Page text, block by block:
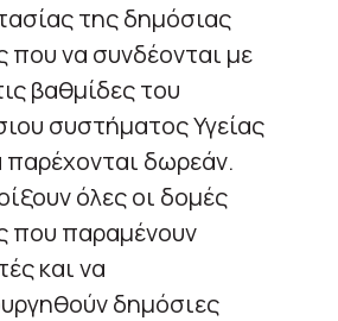
της δημόσιας
που να συνδέονται με
βαθμίδες του
συστήματος Υγείας
παρέχονται δωρεάν.
όλες οι δομές
που παραμένουν
και να
δημόσιες